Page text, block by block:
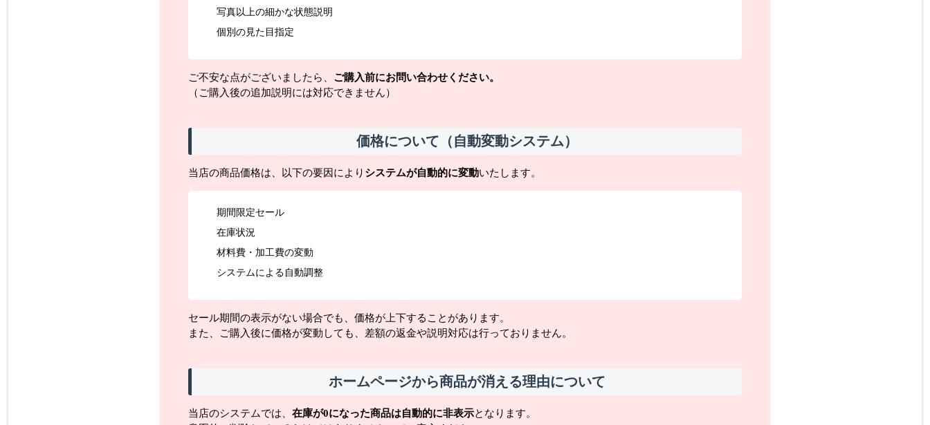
写真以上の細かな状態説明
個別の見た目指定
ご不安な点がございましたら、 ご購入前にお問い合わせください。
（ご購入後の追加説明には対応できません）
価格について（自動変動システム）
当店の商品価格は、以下の要因により システムが自動的に変動いたします。
期間限定セール
在庫状況
材料費・加工費の変動
システムによる自動調整
セール期間の表示がない場合でも、価格が上下することがあります。
また、ご購入後に価格が変動しても、差額の返金や説明対応は行っておりません。
ホームページから商品が消える理由について
当店のシステムでは、 在庫が0になった商品は自動的に非表示となります。